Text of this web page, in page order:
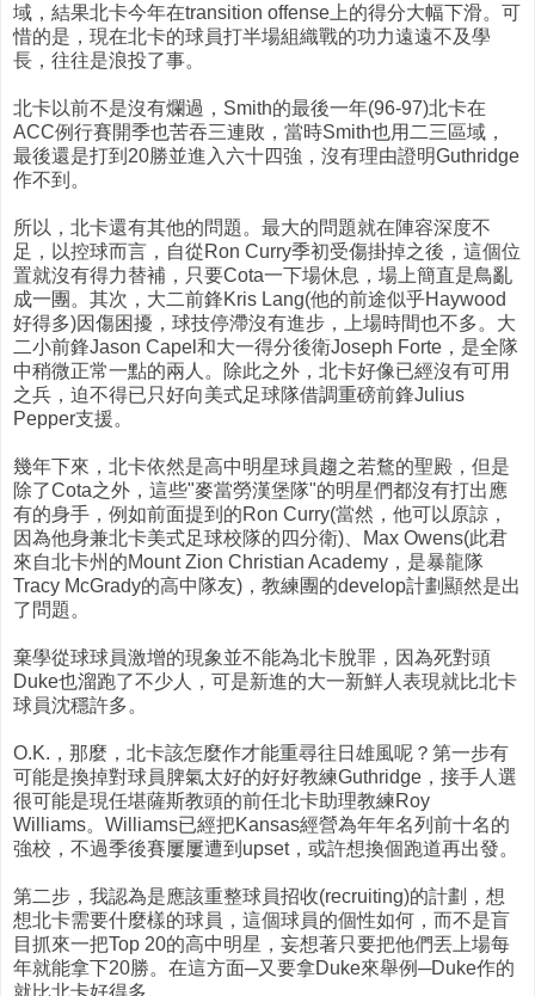
域，結果北卡今年在transition offense上的得分大幅下滑。可
惜的是，現在北卡的球員打半場組織戰的功力遠遠不及學
長，往往是浪投了事。
北卡以前不是沒有爛過，Smith的最後一年(96-97)北卡在
ACC例行賽開季也苦吞三連敗，當時Smith也用二三區域，
最後還是打到20勝並進入六十四強，沒有理由證明Guthridge
作不到。
所以，北卡還有其他的問題。最大的問題就在陣容深度不
足，以控球而言，自從Ron Curry季初受傷掛掉之後，這個位
置就沒有得力替補，只要Cota一下場休息，場上簡直是鳥亂
成一團。其次，大二前鋒Kris Lang(他的前途似乎Haywood
好得多)因傷困擾，球技停滯沒有進步，上場時間也不多。大
二小前鋒Jason Capel和大一得分後衛Joseph Forte，是全隊
中稍微正常一點的兩人。除此之外，北卡好像已經沒有可用
之兵，迫不得已只好向美式足球隊借調重磅前鋒Julius
Pepper支援。
幾年下來，北卡依然是高中明星球員趨之若鶩的聖殿，但是
除了Cota之外，這些"麥當勞漢堡隊"的明星們都沒有打出應
有的身手，例如前面提到的Ron Curry(當然，他可以原諒，
因為他身兼北卡美式足球校隊的四分衛)、Max Owens(此君
來自北卡州的Mount Zion Christian Academy，是暴龍隊
Tracy McGrady的高中隊友)，教練團的develop計劃顯然是出
了問題。
棄學從球球員激增的現象並不能為北卡脫罪，因為死對頭
Duke也溜跑了不少人，可是新進的大一新鮮人表現就比北卡
球員沈穩許多。
O.K.，那麼，北卡該怎麼作才能重尋往日雄風呢？第一步有
可能是換掉對球員脾氣太好的好好教練Guthridge，接手人選
很可能是現任堪薩斯教頭的前任北卡助理教練Roy
Williams。Williams已經把Kansas經營為年年名列前十名的
強校，不過季後賽屢屢遭到upset，或許想換個跑道再出發。
第二步，我認為是應該重整球員招收(recruiting)的計劃，想
想北卡需要什麼樣的球員，這個球員的個性如何，而不是盲
目抓來一把Top 20的高中明星，妄想著只要把他們丟上場每
年就能拿下20勝。在這方面─又要拿Duke來舉例─Duke作的
就比北卡好得多。